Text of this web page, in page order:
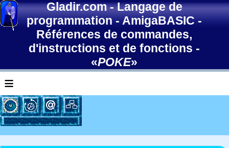
Gladir.com-Langage de
programmation-AmigaBASIC-
Références de commandes,
d'instructions et de fonctions -
«POKE»
≡